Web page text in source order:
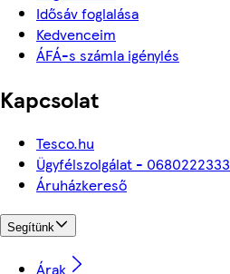
Idősáv foglalása
Kedvenceim
ÁFÁ-s számla igénylés
Kapcsolat
Tesco.hu
Ügyfélszolgálat - 0680222333
Áruházkereső
Segítünk
Árak